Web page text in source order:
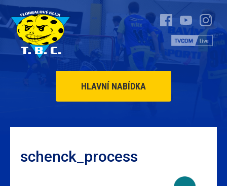
HLAVNÍ NABÍDKA
schenck_process